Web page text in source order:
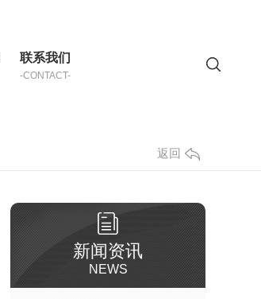
联系我们
-CONTACT-
返回
新闻资讯
NEWS